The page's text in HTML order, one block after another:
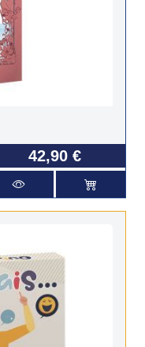
42,90 €